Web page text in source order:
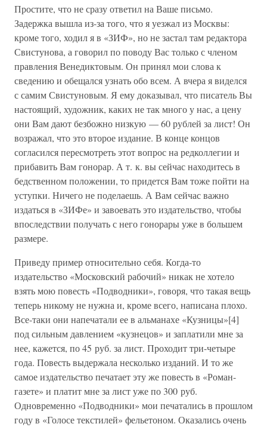
Простите, что не сразу ответил на Ваше письмо.
Задержка вышла из-за того, что я уезжал из Москвы:
кроме того, ходил я в «ЗИФ», но не застал там редактора
Свистунова, а говорил по поводу Вас только с членом
правления Венедиктовым. Он принял мои слова к
сведению и обещался узнать обо всем. А вчера я виделся
с самим Свистуновым. Я ему доказывал, что писатель Вы
настоящий, художник, каких не так много у нас, а цену
они Вам дают безбожно низкую — 60 рублей за лист! Он
возражал, что это второе издание. В конце концов
согласился пересмотреть этот вопрос на редколлегии и
прибавить Вам гонорар. А т. к. вы сейчас находитесь в
бедственном положении, то придется Вам тоже пойти на
уступки. Ничего не поделаешь. А Вам сейчас важно
издаться в «ЗИФе» и завоевать это издательство, чтобы
впоследствии получать с него гонорары уже в большем
размере.
Приведу пример относительно себя. Когда-то
издательство «Московский рабочий» никак не хотело
взять мою повесть «Подводники», говоря, что такая вещь
теперь никому не нужна и, кроме всего, написана плохо.
Все-таки они напечатали ее в альманахе «Кузницы»[4]
под сильным давлением «кузнецов» и заплатили мне за
нее, кажется, по 45 руб. за лист. Проходит три-четыре
года. Повесть выдержала несколько изданий. И то же
самое издательство печатает эту же повесть в «Роман-
газете» и платит мне за лист уже по 300 руб.
Одновременно «Подводники» мои печатались в прошлом
году в «Голосе текстилей» фельетоном. Оказались очень